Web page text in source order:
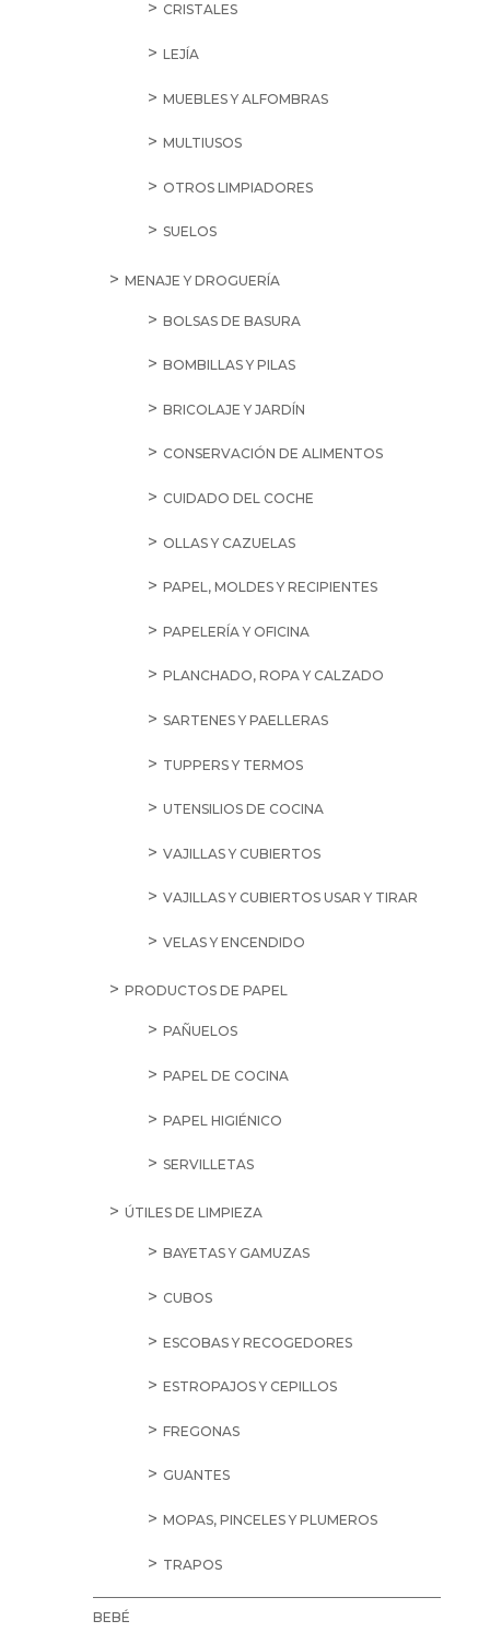
CRISTALES
LEJÍA
MUEBLES Y ALFOMBRAS
MULTIUSOS
OTROS LIMPIADORES
SUELOS
MENAJE Y DROGUERÍA
BOLSAS DE BASURA
BOMBILLAS Y PILAS
BRICOLAJE Y JARDÍN
CONSERVACIÓN DE ALIMENTOS
CUIDADO DEL COCHE
OLLAS Y CAZUELAS
PAPEL, MOLDES Y RECIPIENTES
PAPELERÍA Y OFICINA
PLANCHADO, ROPA Y CALZADO
SARTENES Y PAELLERAS
TUPPERS Y TERMOS
UTENSILIOS DE COCINA
VAJILLAS Y CUBIERTOS
VAJILLAS Y CUBIERTOS USAR Y TIRAR
VELAS Y ENCENDIDO
PRODUCTOS DE PAPEL
PAÑUELOS
PAPEL DE COCINA
PAPEL HIGIÉNICO
SERVILLETAS
ÚTILES DE LIMPIEZA
BAYETAS Y GAMUZAS
CUBOS
ESCOBAS Y RECOGEDORES
ESTROPAJOS Y CEPILLOS
FREGONAS
GUANTES
MOPAS, PINCELES Y PLUMEROS
TRAPOS
BEBÉ